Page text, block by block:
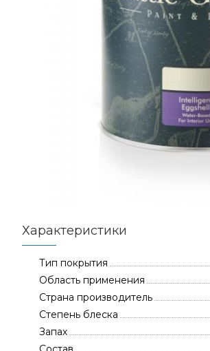
Характеристики
Тип покрытия
Область применения
Страна производитель
Степень блеска
Запах